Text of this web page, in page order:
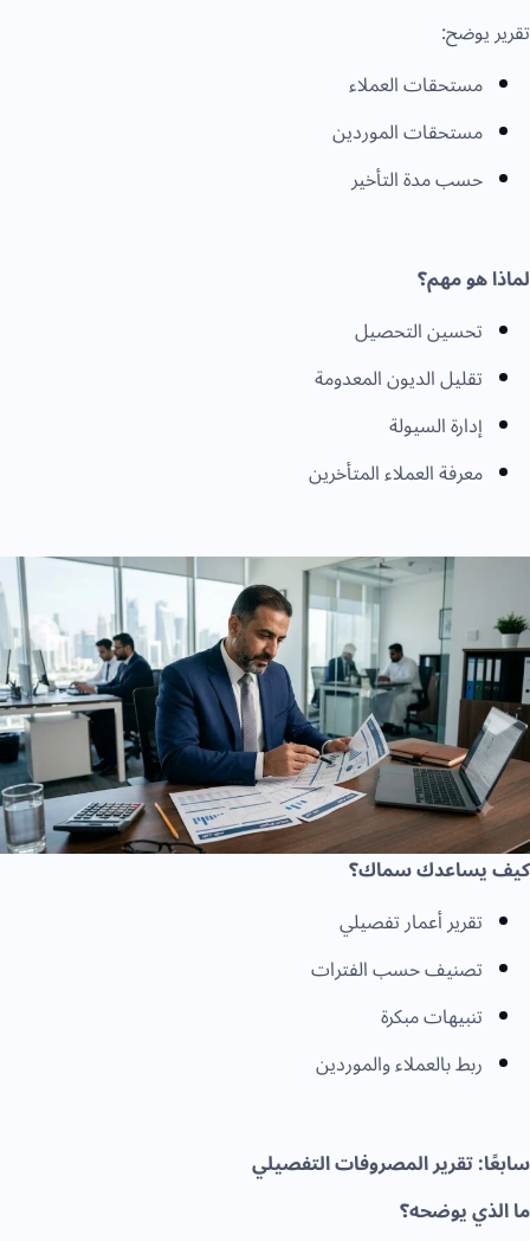
تقرير يوضح:
مستحقات العملاء
مستحقات الموردين
حسب مدة التأخير
لماذا هو مهم؟
تحسين التحصيل
تقليل الديون المعدومة
إدارة السيولة
معرفة العملاء المتأخرين
كيف يساعدك سماك؟
تقرير أعمار تفصيلي
تصنيف حسب الفترات
تنبيهات مبكرة
ربط بالعملاء والموردين
سابعًا: تقرير المصروفات التفصيلي
ما الذي يوضحه؟